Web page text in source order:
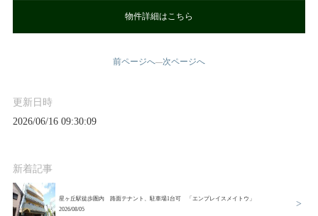
更新日時
2026/06/16 09:30:09
新着記事
星ヶ丘駅徒歩圏内 路面テナント、駐車場1台可 「エンプレイスメイトウ」
2026/08/05
物件詳細はこちら
前ページへ—次ページへ